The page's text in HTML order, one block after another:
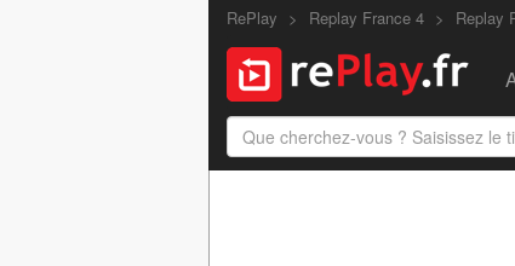
RePlay Replay France 4 Replay